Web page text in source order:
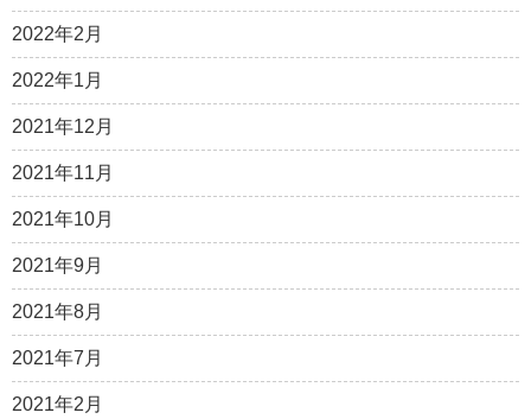
2022年2月
2022年1月
2021年12月
2021年11月
2021年10月
2021年9月
2021年8月
2021年7月
2021年2月